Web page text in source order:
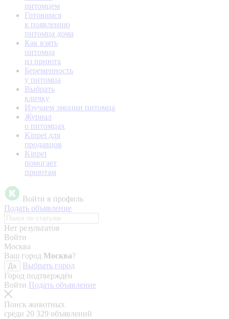
питомцем
Готовимся
к появлению
питомца дома
Как взять
питомца
из приюта
Беременность
у питомца
Выбрать
кличку
Изучаем эмоции питомца
Журнал
о питомцах
Kinpet для
продавцов
Kinpet
помогает
приютам
Войти в профиль
Подать объявление
Нет результатов
Войти
Москва
Ваш город Москва?
Да
Выбрать город
Город подтверждён
Войти Подать объявление
Поиск животных
среди 20 329 объявлений